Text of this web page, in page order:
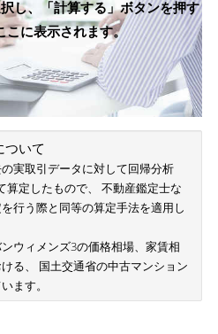
し、「計算する」ボタンを押す
こに表示されます。
ついて
実取引データに対して回帰分析
算定したもので、 不動産鑑定士な
行う際と同等の算定手法を適用し
ウィメンズ3の価格相場、家賃相
る、 国土交通省の中古マンション
ます。